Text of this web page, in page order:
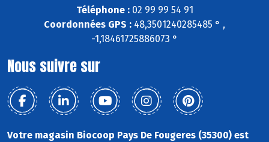
Téléphone :02 99 99 54 91
Coordonnées GPS : 48,3501240285485 ° ,
-1,18461725886073 °
Nous suivre sur
Votre magasin Biocoop Pays De Fougeres (35300) est